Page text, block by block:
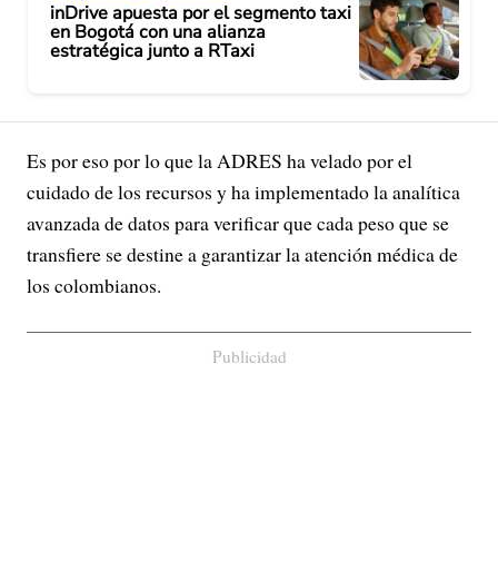
inDrive apuesta por el segmento taxi
en Bogotá con una alianza
estratégica junto a RTaxi
Es por eso por lo que la ADRES ha velado por el
cuidado de los recursos y ha implementado la analítica
avanzada de datos para verificar que cada peso que se
transfiere se destine a garantizar la atención médica de
los colombianos.
Publicidad